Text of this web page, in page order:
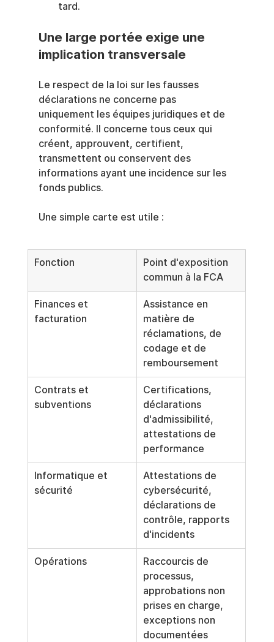
tard.
Une large portée exige une
implication transversale
Le respect de la loi sur les fausses
déclarations ne concerne pas
uniquement les équipes juridiques et de
conformité. Il concerne tous ceux qui
créent, approuvent, certifient,
transmettent ou conservent des
informations ayant une incidence sur les
fonds publics.
Une simple carte est utile :
Fonction
Point d'exposition
commun à la FCA
Finances et
facturation
Assistance en
matière de
réclamations, de
codage et de
remboursement
Contrats et
subventions
Certifications,
déclarations
d'admissibilité,
attestations de
performance
Informatique et
sécurité
Attestations de
cybersécurité,
déclarations de
contrôle, rapports
d'incidents
Opérations
Raccourcis de
processus,
approbations non
prises en charge,
exceptions non
documentées